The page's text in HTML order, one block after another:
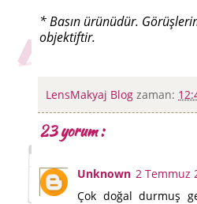
* Basın ürünüdür.
objektiftir.
LensMakyaj Blog zaman:
23 yorum :
Unknown 2 Temmuz
Çok doğal durmuş